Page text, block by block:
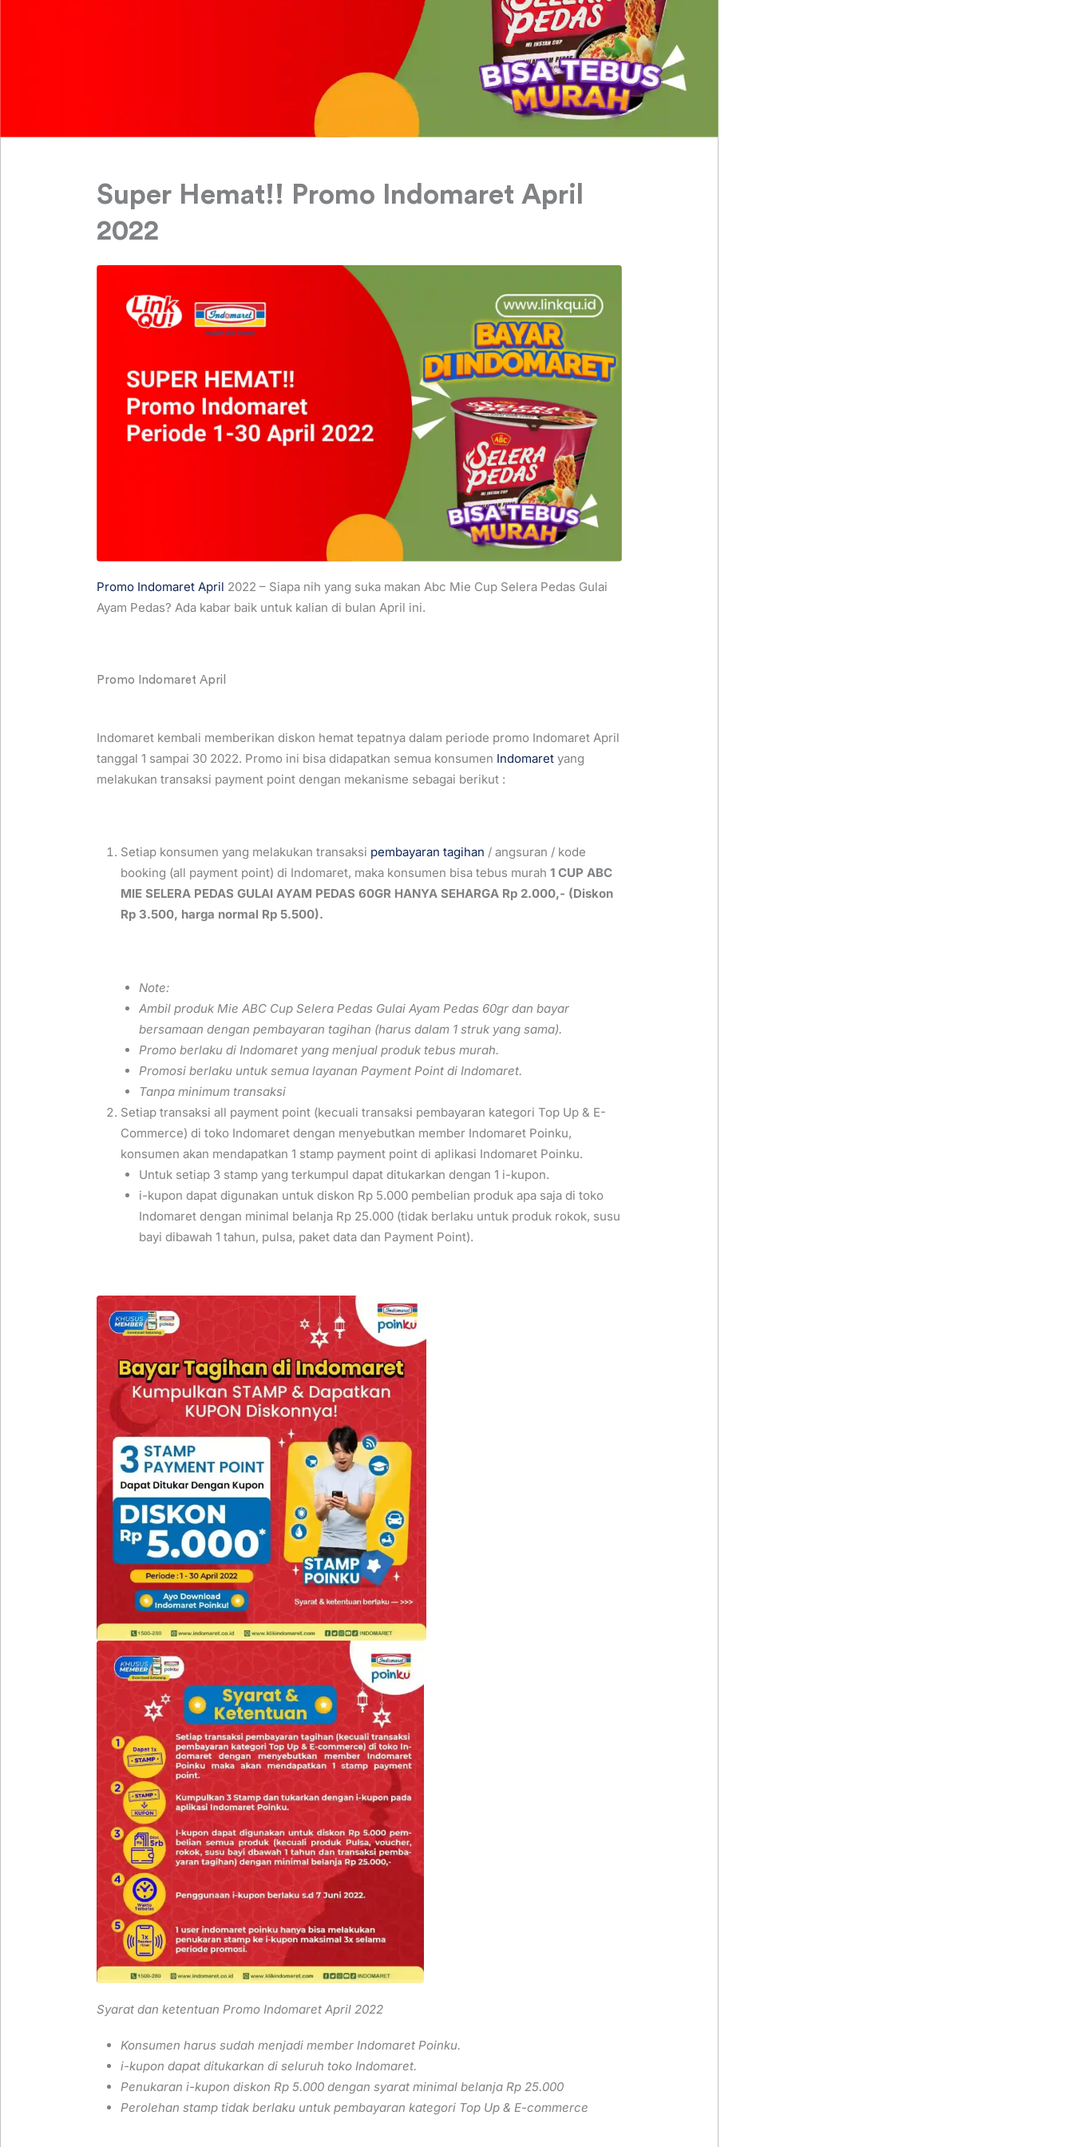
Super Hemat!! Promo Indomaret April
2022
Promo Indomaret April 2022 – Siapa nih yang suka makan Abc Mie Cup Selera Pedas Gulai
Ayam Pedas? Ada kabar baik untuk kalian di bulan April ini.
Promo Indomaret April
Indomaret kembali memberikan diskon hemat tepatnya dalam periode promo Indomaret April
tanggal 1 sampai 30 2022. Promo ini bisa didapatkan semua konsumen Indomaret yang
melakukan transaksi payment point dengan mekanisme sebagai berikut :
Setiap konsumen yang melakukan transaksi pembayaran tagihan / angsuran / kode
booking (all payment point) di Indomaret, maka konsumen bisa tebus murah 1 CUP ABC
MIE SELERA PEDAS GULAI AYAM PEDAS 60GR HANYA SEHARGA Rp 2.000,- (Diskon
Rp 3.500, harga normal Rp 5.500).
Note:
Ambil produk Mie ABC Cup Selera Pedas Gulai Ayam Pedas 60gr dan bayar
bersamaan dengan pembayaran tagihan (harus dalam 1 struk yang sama).
Promo berlaku di Indomaret yang menjual produk tebus murah.
Promosi berlaku untuk semua layanan Payment Point di Indomaret.
Tanpa minimum transaksi
Setiap transaksi all payment point (kecuali transaksi pembayaran kategori Top Up & E-
Commerce) di toko Indomaret dengan menyebutkan member Indomaret Poinku,
konsumen akan mendapatkan 1 stamp payment point di aplikasi Indomaret Poinku.
Untuk setiap 3 stamp yang terkumpul dapat ditukarkan dengan 1 i-kupon.
i-kupon dapat digunakan untuk diskon Rp 5.000 pembelian produk apa saja di toko
Indomaret dengan minimal belanja Rp 25.000 (tidak berlaku untuk produk rokok, susu
bayi dibawah 1 tahun, pulsa, paket data dan Payment Point).
Syarat dan ketentuan Promo Indomaret April 2022
Konsumen harus sudah menjadi member Indomaret Poinku.
i-kupon dapat ditukarkan di seluruh toko Indomaret.
Penukaran i-kupon diskon Rp 5.000 dengan syarat minimal belanja Rp 25.000
Perolehan stamp tidak berlaku untuk pembayaran kategori Top Up & E-commerce